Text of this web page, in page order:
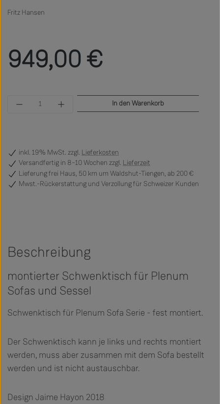
Fritz Hansen
949,00 €
Produkt Anzahl: Gib den gewünschten Wert
In den Warenkorb
inkl. 19% MwSt. zzgl. Lieferkosten
Versandfertig in 8–10 Wochen zzgl. Lieferzeit
Lieferung frei Haus, 50 km um Waldshut-Tiengen, ab 200 €
Mwst.-Rückerstattung und Verzollung für Schweizer Kunden
Beschreibung
montierter Schwenktisch für Plenum
Sofas und Sessel
Schwenktisch für Plenum Sofa Serie - fest montiert.
Der Schwenktisch kann je links und rechts montiert
werden, muss aber zusammen mit dem Sofa bestellt
werden und ist nicht austauschbar.
Design Jaime Hayon 2018